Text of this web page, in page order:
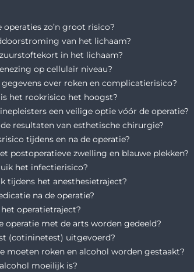
zo’n groot risico?
van het lichaam?
in het lichaam?
op cellulair niveau?
over roken en complicatierisico?
het rookrisico het hoogst?
een veilige optie vóór de operatie?
resultaten van esthetische chirurgie?
tijdens en na de operatie?
postoperatieve zwelling en blauwe plekken?
het infectierisico?
tijdens het anesthesietraject?
na de operatie?
operatietraject?
met de arts worden gedeeld?
(cotininetest) uitgevoerd?
moeten roken en alcohol worden gestaakt?
moeilijk is?